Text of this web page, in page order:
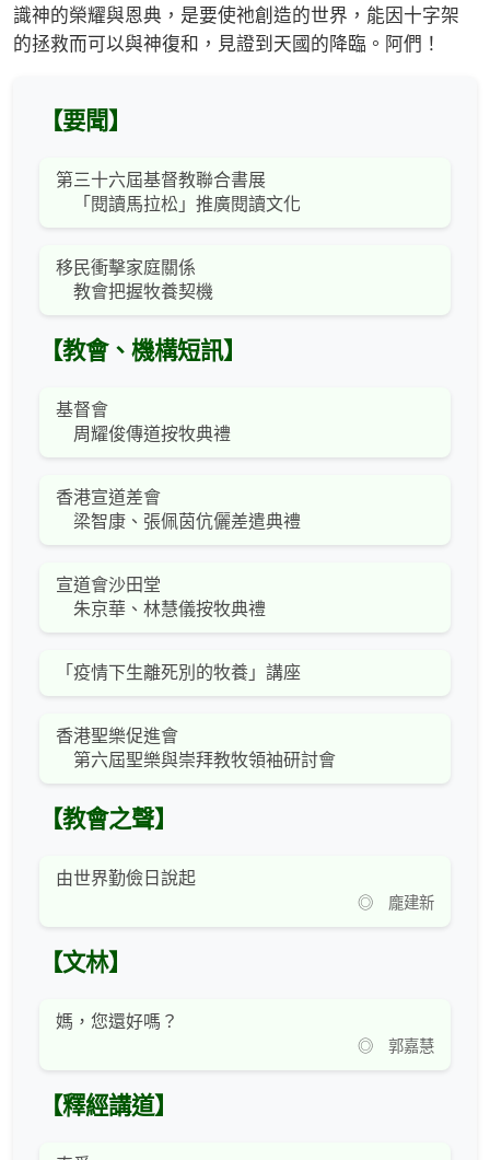
識神的榮耀與恩典，是要使祂創造的世界，能因十字架
的拯救而可以與神復和，見證到天國的降臨。阿們！
【要聞】
第三十六屆基督教聯合書展
「閱讀馬拉松」推廣閱讀文化
移民衝擊家庭關係
教會把握牧養契機
【教會、機構短訊】
基督會
周耀俊傳道按牧典禮
香港宣道差會
梁智康、張佩茵伉儷差遣典禮
宣道會沙田堂
朱京華、林慧儀按牧典禮
「疫情下生離死別的牧養」講座
香港聖樂促進會
第六屆聖樂與崇拜教牧領袖研討會
【教會之聲】
由世界勤儉日說起
◎ 龐建新
【文林】
媽，您還好嗎？
◎ 郭嘉慧
【釋經講道】